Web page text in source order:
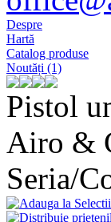
Despre
Hartă
Catalog produse
Noutăți (1)
Pistol
Airo &
Seria/